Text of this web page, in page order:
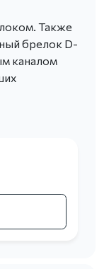
Также
брелок D-
каналом